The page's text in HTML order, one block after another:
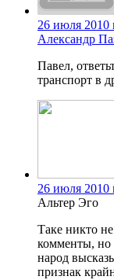
26 июля 2010
Александр
Павел,
транспорт в
26 июля 2010
Альтер Эго
Таке никто
комменты, но
народ
признак